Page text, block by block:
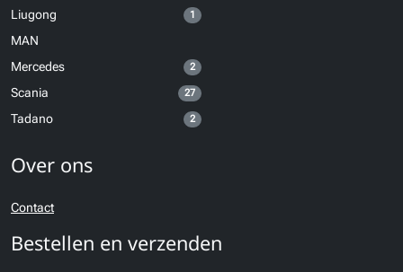
Liugong
1
MAN
Mercedes
2
Scania 27
Tadano 2
Over ons
Contact
Bestellen en verzenden